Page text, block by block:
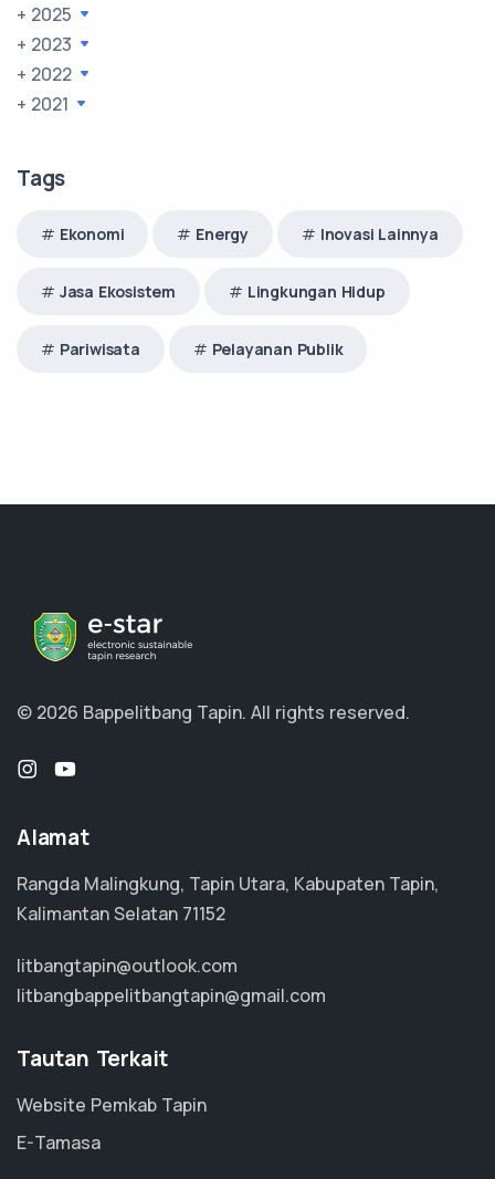
+ 2025
+ 2023
+ 2022
+ 2021
Tags
Ekonomi Energy Inovasi Lainnya
Jasa Ekosistem Lingkungan Hidup
Pariwisata Pelayanan Publik
© 2026 Bappelitbang Tapin. All rights reserved.
Alamat
Rangda Malingkung, Tapin Utara, Kabupaten Tapin,
Kalimantan Selatan 71152
litbangtapin@outlook.com
litbangbappelitbangtapin@gmail.com
Tautan Terkait
Website Pemkab Tapin
E-Tamasa